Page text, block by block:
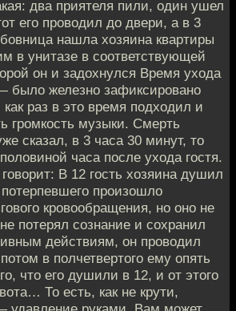
два приятеля пили, один ушел
его проводил до двери, а в 3
нашла хозяина квартиры
в унитазе в соответствующей
он и задохнулся Время ухода
было железно зафиксировано
раз в это время подходил и
громкость музыки. Смерть
сказал, в 3 часа 30 минут, то
часа после ухода гостя.
В 12 гость хозяина душил
произошло
кровообращения, но оно не
потерял сознание и сохранил
действиям, он проводил
в полчетвертого ему опять
что его душили в 12, и от этого
То есть, как не крути,